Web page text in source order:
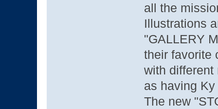
all the
Illustrations
"GALLERY
their favorite
with different
as having
The new